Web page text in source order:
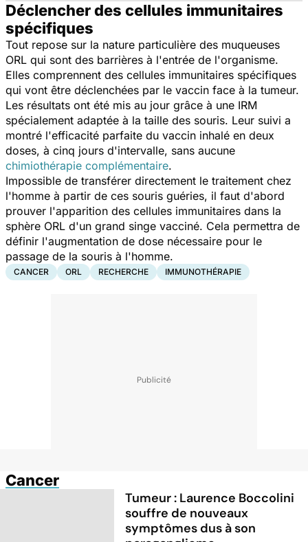
Déclencher des cellules immunitaires
spécifiques
Tout repose sur la nature particulière des muqueuses
ORL qui sont des barrières à l'entrée de l'organisme.
Elles comprennent des cellules immunitaires spécifiques
qui vont être déclenchées par le vaccin face à la tumeur.
Les résultats ont été mis au jour grâce à une IRM
spécialement adaptée à la taille des souris. Leur suivi a
montré l'efficacité parfaite du vaccin inhalé en deux
doses, à cinq jours d'intervalle, sans aucune
chimiothérapie complémentaire.
Impossible de transférer directement le traitement chez
l'homme à partir de ces souris guéries, il faut d'abord
prouver l'apparition des cellules immunitaires dans la
sphère ORL d'un grand singe vacciné. Cela permettra de
définir l'augmentation de dose nécessaire pour le
passage de la souris à l'homme.
CANCER ORL RECHERCHE IMMUNOTHÉRAPIE
Cancer
Tumeur : Laurence Boccolini
souffre de nouveaux
symptômes dus à son